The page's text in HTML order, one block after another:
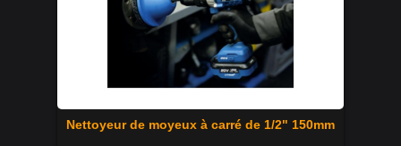
Nettoyeur de moyeux à carré de 1/2" 150mm